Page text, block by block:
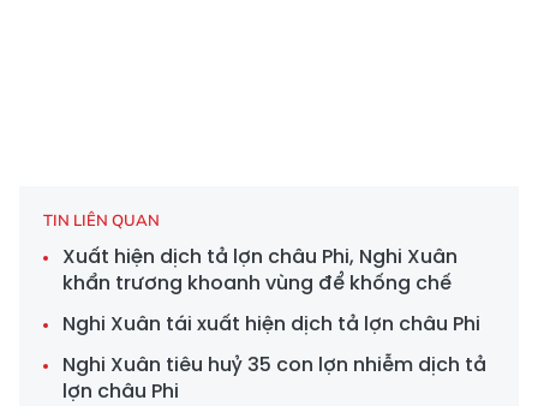
TIN LIÊN QUAN
Xuất hiện dịch tả lợn châu Phi, Nghi Xuân
khẩn trương khoanh vùng để khống chế
Nghi Xuân tái xuất hiện dịch tả lợn châu Phi
Nghi Xuân tiêu huỷ 35 con lợn nhiễm dịch tả
lợn châu Phi